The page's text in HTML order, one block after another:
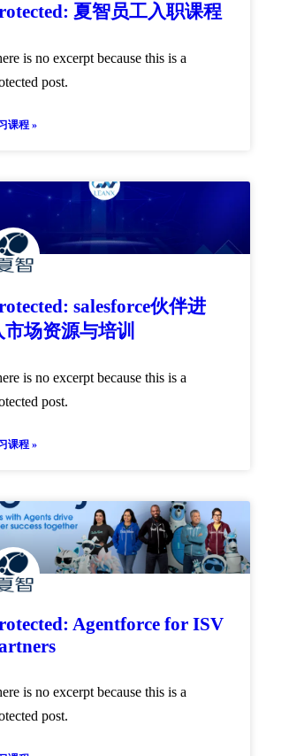
夏智员工入职课程
is no excerpt because this is a
post.
课程 »
salesforce伙伴进
市场资源与培训
is no excerpt because this is a
post.
课程 »
Agentforce for ISV
is no excerpt because this is a
post.